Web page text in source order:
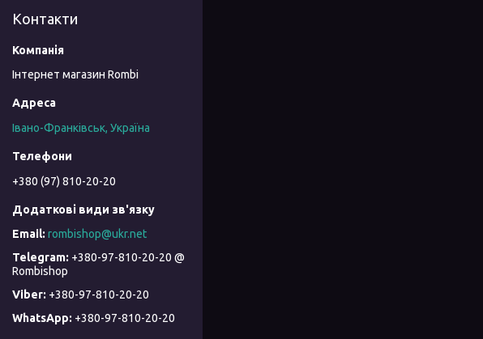
Контакти
Інтернет магазин Rombi
Івано-Франківськ, Україна
+380 (97) 810-20-20
rombishop@ukr.net
+380-97-810-20-20 @
Rombishop
+380-97-810-20-20
+380-97-810-20-20